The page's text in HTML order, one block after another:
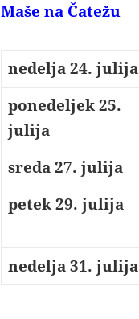
Maše na Čatežu
nedelja 24. julija
ponedeljek 25.
julija
sreda 27. julija
petek 29. julija
nedelja 31. julija